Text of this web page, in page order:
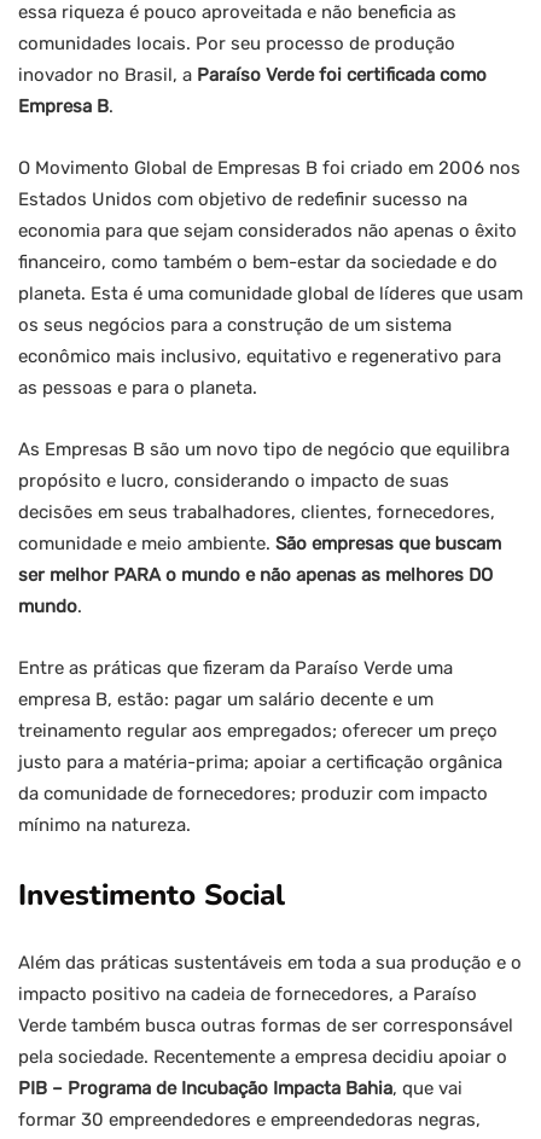
essa riqueza é pouco aproveitada e não beneficia as
comunidades locais. Por seu processo de produção
inovador no Brasil, a Paraíso Verde foi certificada como
Empresa B.
O Movimento Global de Empresas B foi criado em 2006 nos
Estados Unidos com objetivo de redefinir sucesso na
economia para que sejam considerados não apenas o êxito
financeiro, como também o bem-estar da sociedade e do
planeta. Esta é uma comunidade global de líderes que usam
os seus negócios para a construção de um sistema
econômico mais inclusivo, equitativo e regenerativo para
as pessoas e para o planeta.
As Empresas B são um novo tipo de negócio que equilibra
propósito e lucro, considerando o impacto de suas
decisões em seus trabalhadores, clientes, fornecedores,
comunidade e meio ambiente. São empresas que buscam
ser melhor PARA o mundo e não apenas as melhores DO
mundo.
Entre as práticas que fizeram da Paraíso Verde uma
empresa B, estão: pagar um salário decente e um
treinamento regular aos empregados; oferecer um preço
justo para a matéria-prima; apoiar a certificação orgânica
da comunidade de fornecedores; produzir com impacto
mínimo na natureza.
Investimento Social
Além das práticas sustentáveis em toda a sua produção e o
impacto positivo na cadeia de fornecedores, a Paraíso
Verde também busca outras formas de ser corresponsável
pela sociedade. Recentemente a empresa decidiu apoiar o
PIB – Programa de Incubação Impacta Bahia, que vai
formar 30 empreendedores e empreendedoras negras,